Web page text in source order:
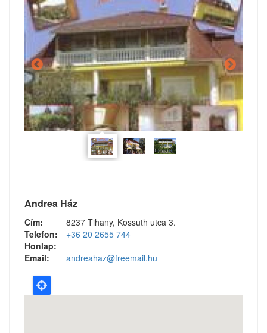
Andrea Ház
Cím:
8237 Tihany, Kossuth utca 3.
Telefon:
+36 20 2655 744
Honlap:
Email:
andreahaz@freemail.hu